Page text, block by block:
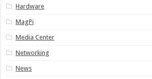
Hardware
MagPi
Media Center
Networking
News